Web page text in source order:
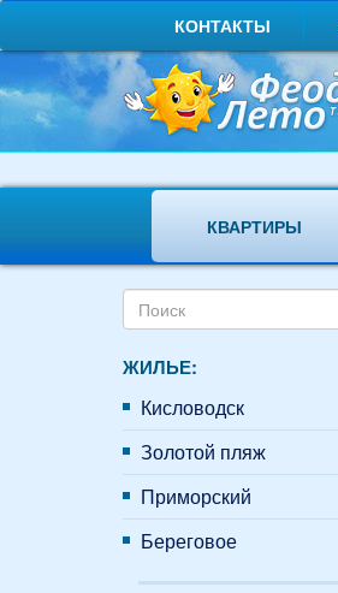
основному
содержанию
КОНТАКТЫ
КВАРТИРЫ
Форма
поиска
ЖИЛЬЕ:
Кисловодск
Золотой пляж
Приморский
Береговое